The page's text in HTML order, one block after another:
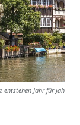
Jahr für Jahr